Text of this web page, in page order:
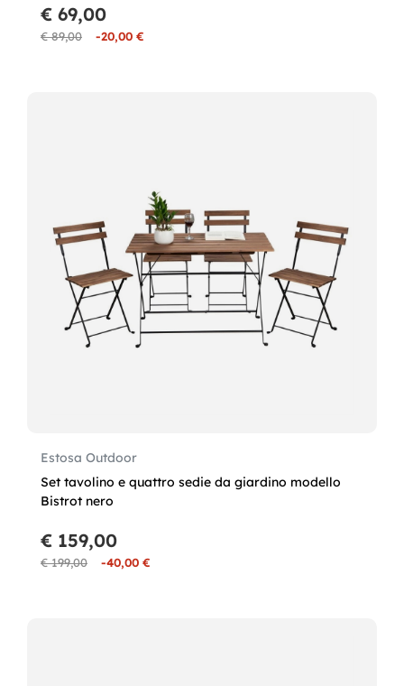
€ 89,00 -20,00 €
€ 69,00
Estosa Outdoor
Set tavolino e quattro sedie da giardino modello
Bistrot nero
€ 199,00 -40,00 €
€ 159,00